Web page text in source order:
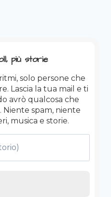
più storie
solo persone che
Lascia la tua mail e ti
avrò qualcosa che
spam, niente
musica e storie.